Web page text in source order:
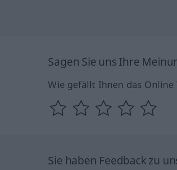
Sagen Sie uns Ihre
Wie gefällt Ihnen das Online
Sie haben Feedback zu